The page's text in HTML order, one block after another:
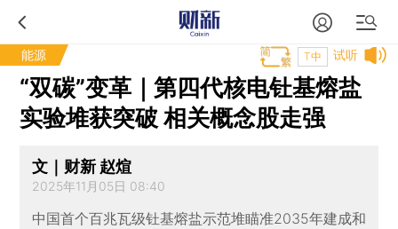
能源 试听
T中
“双碳”变革｜第四代核电钍基熔盐
实验堆获突破 相关概念股走强
文｜财新 赵煊
2025年11月05日 08:40
中国首个百兆瓦级钍基熔盐示范堆瞄准2035年建成和